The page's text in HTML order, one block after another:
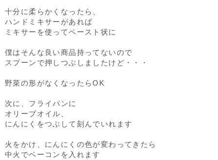
十分に柔らかくなったら、
ハンドミキサーがあれば
ミキサーを使ってペースト状に
僕はそんな良い商品持ってないので
スプーンで押しつぶしましたけど・・・
野菜の形がなくなったらOK
次に、フライパンに
オリーブオイル、
にんにくをつぶして刻んでいれます
火をかけ、にんにくの色が変わってきたら
中火でベーコンを入れます